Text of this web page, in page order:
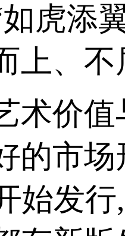
虎添
上、
价值
的市
始发